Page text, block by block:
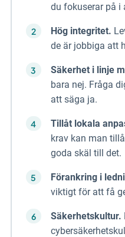
du fokuserar på i
Hög integritet.
de är jobbiga att
Säkerhet i linje
bara nej. Fråga
att säga ja.
Tillåt lokala
krav kan man
goda skäl till det.
Förankring i
viktigt för att få
Säkerhetskultur.